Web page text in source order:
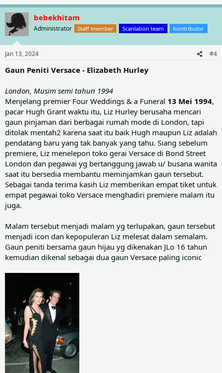
e
a
c
t
i
s
:
bebekhitam
Administrator Staff member Scanlation team Kontributor
Jan 13, 2024 #4
Gaun Peniti Versace - Elizabeth Hurley
London, Musim semi tahun 1994
Menjelang premier Four Weddings & a Funeral 13 Mei 1994,
pacar Hugh Grant waktu itu, Liz Hurley berusaha mencari
gaun pinjaman dari berbagai rumah mode di London, tapi
ditolak mentah2 karena saat itu baik Hugh maupun Liz adalah
pendatang baru yang tak banyak yang tahu. Siang sebelum
premiere, Liz menelepon toko gerai Versace di Bond Street
London dan pegawai yg bertanggung jawab u/ busana wanita
saat itu bersedia membantu meminjamkan gaun tersebut.
Sebagai tanda terima kasih Liz memberikan empat tiket untuk
empat pegawai toko Versace menghadiri premiere malam itu
juga.
Malam tersebut menjadi malam yg terlupakan, gaun tersebut
menjadi icon dan kepopuleran Liz melesat dalam semalam.
Gaun peniti bersama gaun hijau yg dikenakan JLo 16 tahun
kemudian dikenal sebagai dua gaun Versace paling iconic